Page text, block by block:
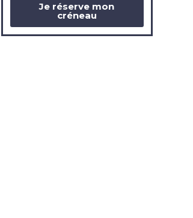
Je réserve mon
créneau